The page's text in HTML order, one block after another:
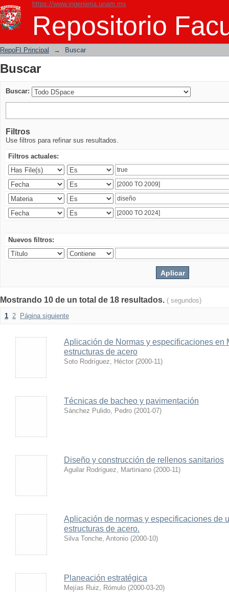
https://www.ingenieria.unam.mx
Repositorio
Buscar
RepoFI Principal → Buscar
Buscar
Buscar:
Filtros
Use filtros para refinar sus resultados.
Filtros actuales:
Nuevos filtros:
Mostrando 10 de un total de 18 resultados. ( segundos)
1 2 Página siguiente
Aplicación de Normas y especificaciones en
estructuras de acero
Soto Rodríguez, Héctor (2000-11)
Técnicas de bacheo y pavimentación
Sánchez Pulido, Pedro (2001-07)
Diseño y construcción de rellenos sanitarios
Aguilar Rodríguez, Martiniano (2000-11)
Aplicación de normas y especificaciones de
estructuras de acero.
Silva Tonche, Antonio (2000-10)
Planeación estratégica
Mejías Ruiz, Rómulo (2000-03-20)